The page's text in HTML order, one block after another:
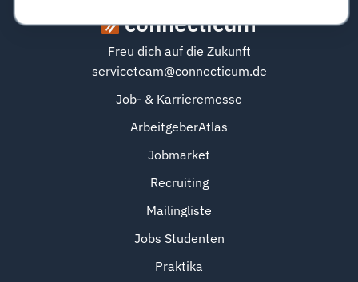
connecticum
Freu dich auf die Zukunft
serviceteam@connecticum.de
Job- & Karrieremesse
ArbeitgeberAtlas
Jobmarket
Recruiting
Mailingliste
Jobs Studenten
Praktika